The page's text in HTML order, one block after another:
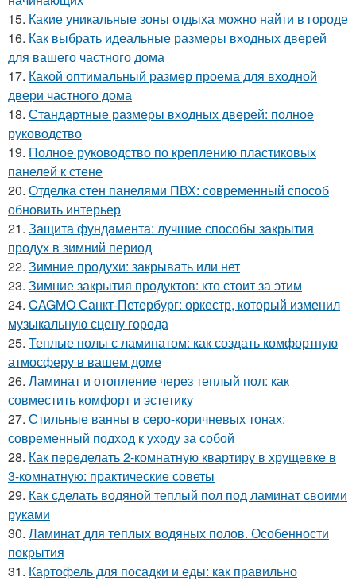
15. Какие уникальные зоны отдыха можно найти в городе
16. Как выбрать идеальные размеры входных дверей
для вашего частного дома
17. Какой оптимальный размер проема для входной
двери частного дома
18. Стандартные размеры входных дверей: полное
руководство
19. Полное руководство по креплению пластиковых
панелей к стене
20. Отделка стен панелями ПВХ: современный способ
обновить интерьер
21. Защита фундамента: лучшие способы закрытия
продух в зимний период
22. Зимние продухи: закрывать или нет
23. Зимние закрытия продуктов: кто стоит за этим
24. CAGMO Санкт-Петербург: оркестр, который изменил
музыкальную сцену города
25. Теплые полы с ламинатом: как создать комфортную
атмосферу в вашем доме
26. Ламинат и отопление через теплый пол: как
совместить комфорт и эстетику
27. Стильные ванны в серо-коричневых тонах:
современный подход к уходу за собой
28. Как переделать 2-комнатную квартиру в хрущевке в
3-комнатную: практические советы
29. Как сделать водяной теплый пол под ламинат своими
руками
30. Ламинат для теплых водяных полов. Особенности
покрытия
31. Картофель для посадки и еды: как правильно